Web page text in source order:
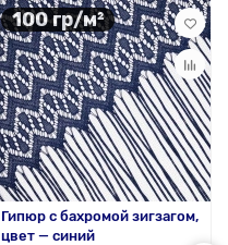
100 гр/м²
Гипюр с бахромой зигзагом,
цвет — синий